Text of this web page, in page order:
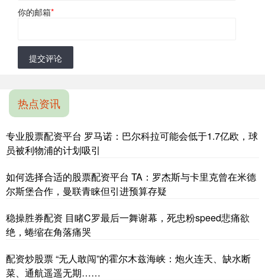
你的邮箱*
提交评论
热点资讯
专业股票配资平台 罗马诺：巴尔科拉可能会低于1.7亿欧，球
员被利物浦的计划吸引
如何选择合适的股票配资平台 TA：罗杰斯与卡里克曾在米德
尔斯堡合作，曼联青睐但引进预算存疑
稳操胜券配资 目睹C罗最后一舞谢幕，死忠粉speed悲痛欲
绝，蜷缩在角落痛哭
配资炒股票 “无人敢闯”的霍尔木兹海峡：炮火连天、缺水断
菜、通航遥遥无期……